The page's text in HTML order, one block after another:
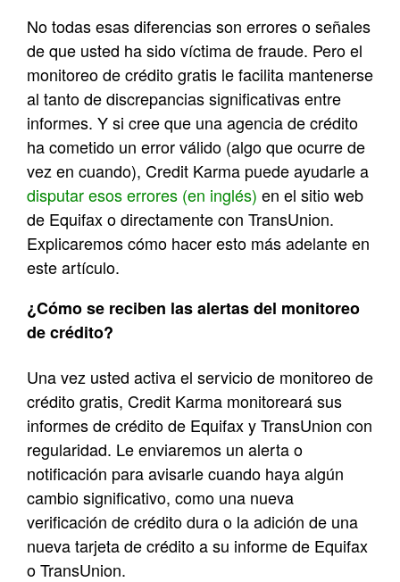
No todas esas diferencias son errores o señales
de que usted ha sido víctima de fraude. Pero el
monitoreo de crédito gratis le facilita mantenerse
al tanto de discrepancias significativas entre
informes. Y si cree que una agencia de crédito
ha cometido un error válido (algo que ocurre de
vez en cuando), Credit Karma puede ayudarle a
disputar esos errores (en inglés) en el sitio web
de Equifax o directamente con TransUnion.
Explicaremos cómo hacer esto más adelante en
este artículo.
¿Cómo se reciben las alertas del monitoreo
de crédito?
Una vez usted activa el servicio de monitoreo de
crédito gratis, Credit Karma monitoreará sus
informes de crédito de Equifax y TransUnion con
regularidad. Le enviaremos un alerta o
notificación para avisarle cuando haya algún
cambio significativo, como una nueva
verificación de crédito dura o la adición de una
nueva tarjeta de crédito a su informe de Equifax
o TransUnion.